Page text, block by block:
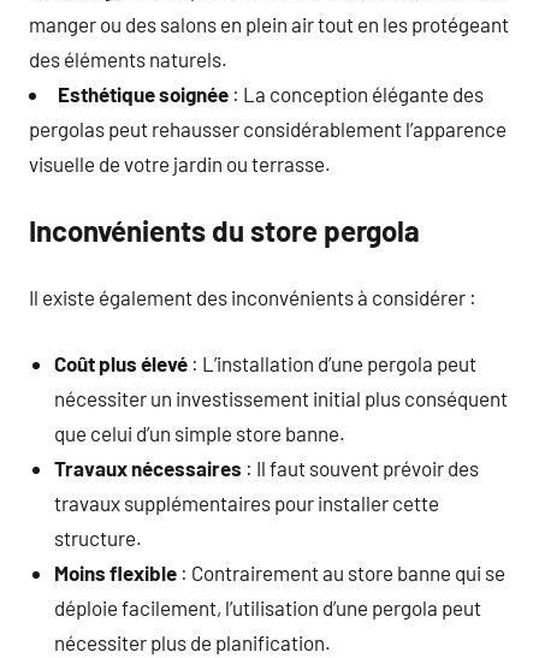
manger ou des salons en plein air tout en les protégeant
des éléments naturels.
Esthétique soignée : La conception élégante des
pergolas peut rehausser considérablement l’apparence
visuelle de votre jardin ou terrasse.
Inconvénients du store pergola
Il existe également des inconvénients à considérer :
Coût plus élevé : L’installation d’une pergola peut
nécessiter un investissement initial plus conséquent
que celui d’un simple store banne.
Travaux nécessaires : Il faut souvent prévoir des
travaux supplémentaires pour installer cette
structure.
Moins flexible : Contrairement au store banne qui se
déploie facilement, l’utilisation d’une pergola peut
nécessiter plus de planification.